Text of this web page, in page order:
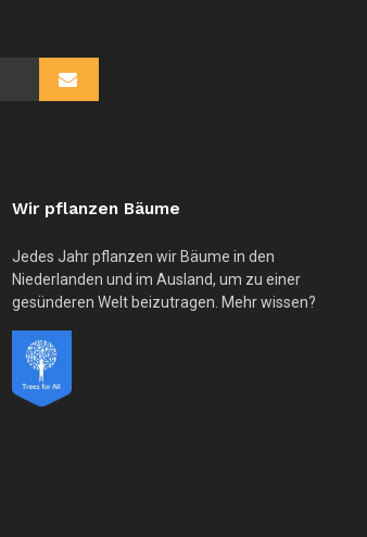
Wir pflanzen Bäume
Jedes Jahr pflanzen wir Bäume in den
Niederlanden und im Ausland, um zu einer
gesünderen Welt beizutragen. Mehr wissen?